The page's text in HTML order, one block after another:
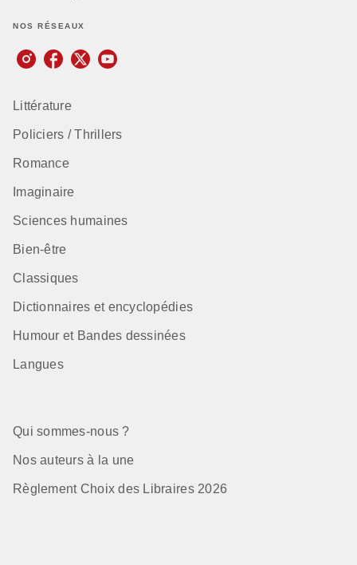
NOS RÉSEAUX
Littérature
Policiers / Thrillers
Romance
Imaginaire
Sciences humaines
Bien-être
Classiques
Dictionnaires et encyclopédies
Humour et Bandes dessinées
Langues
Qui sommes-nous ?
Nos auteurs à la une
Règlement Choix des Libraires 2026